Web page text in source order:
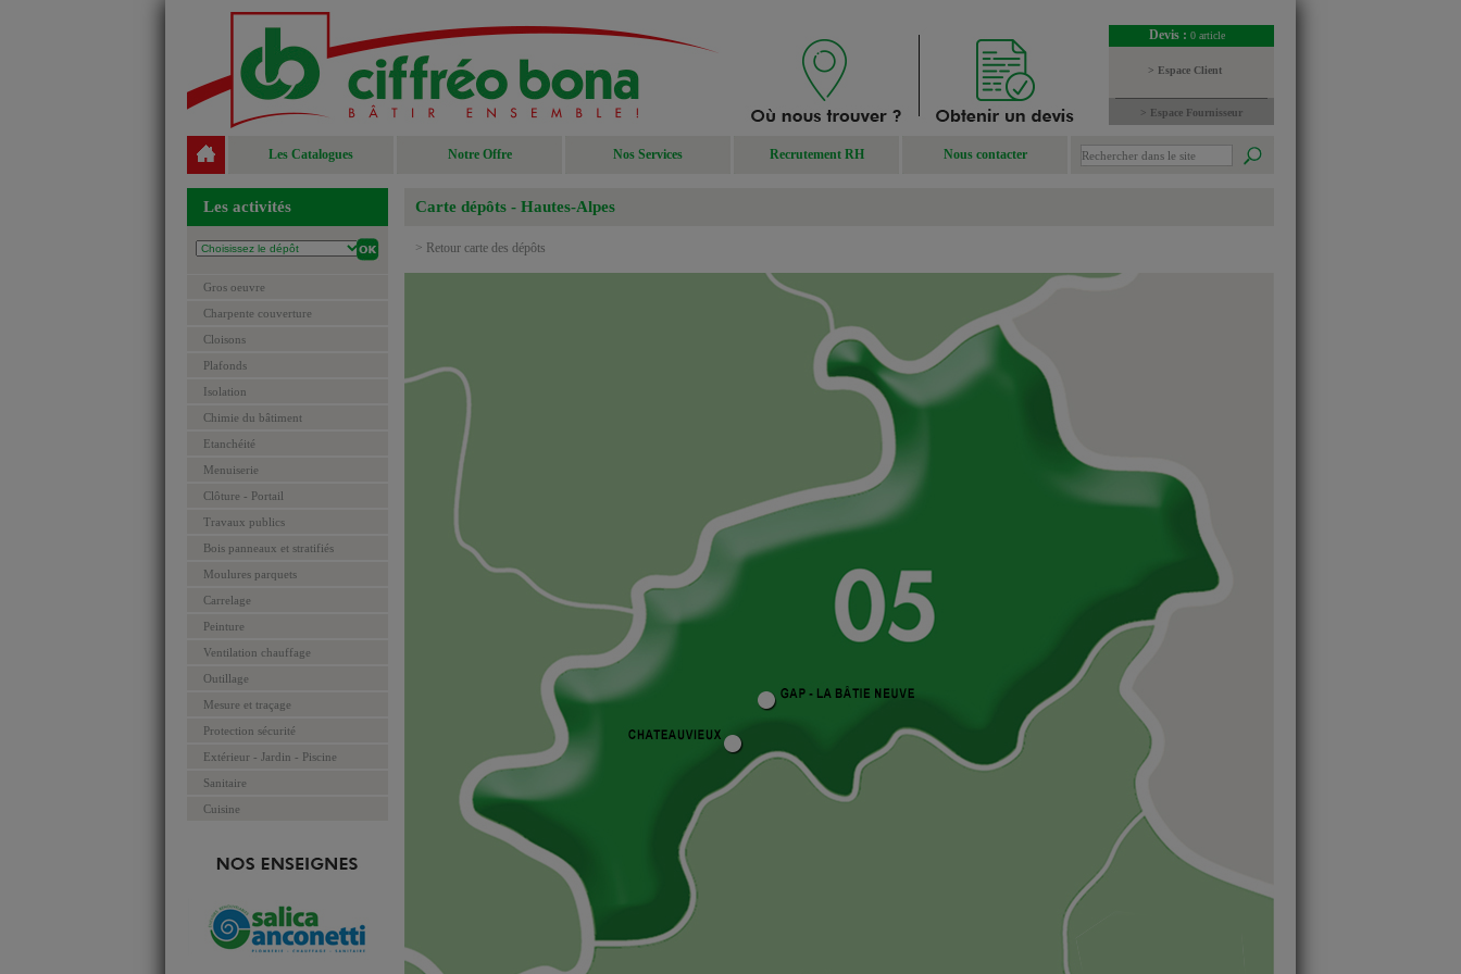
Devis : 0 article
> Espace Client
> Espace Fournisseur
Les Catalogues Notre Offre Nos Services Recrutement RH Nous contacter
Les activités
Gros oeuvre
Charpente couverture
Cloisons
Plafonds
Isolation
Chimie du bâtiment
Etanchéité
Menuiserie
Clôture - Portail
Travaux publics
Bois panneaux et stratifiés
Moulures parquets
Carrelage
Peinture
Ventilation chauffage
Outillage
Mesure et traçage
Protection sécurité
Extérieur - Jardin - Piscine
Sanitaire
Cuisine
Carte dépôts - Hautes-Alpes
> Retour carte des dépôts